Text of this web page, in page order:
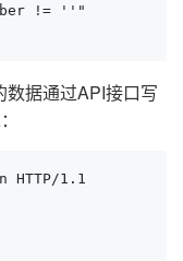
!= ''"
据通过API接口写
HTTP/1.1